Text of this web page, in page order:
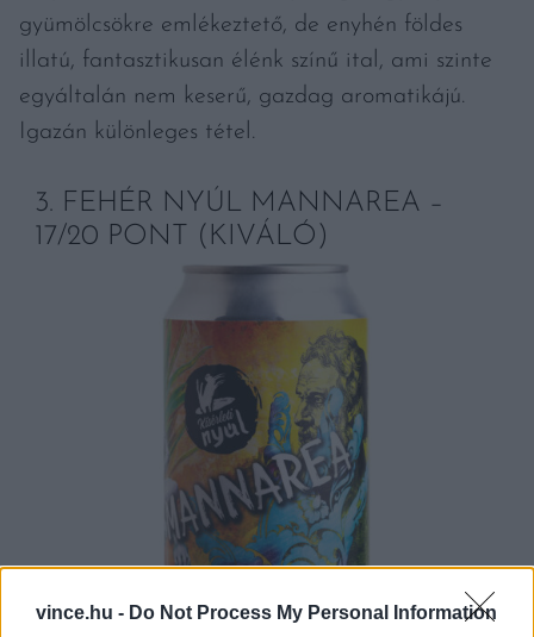
vince.hu - Do Not Process My Personal Information
gyümölcsökre emlékeztető, de enyhén földes
illatú, fantasztikusan élénk színű ital, ami szinte
egyáltalán nem keserű, gazdag aromatikájú.
Igazán különleges tétel.
3. FEHÉR NYÚL MANNAREA –
17/20 PONT (KIVÁLÓ)